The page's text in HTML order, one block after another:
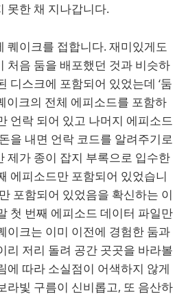
못한 채 지나갑니다.
퀘이크를 접합니다. 재미있게도
처음 둠을 배포했던 것과 비슷하
디스크에 포함되어 있었는데 ‘둠
이크의 전체 에피소드를 포함하
언락 되어 있고 나머지 에피소드
을 내면 언락 코드를 알려주기로
제가 종이 잡지 부록으로 입수한
에피소드만 포함되어 있었습니
포함되어 있었음을 확신하는 이
첫 번째 에피소드 데이터 파일만
이크는 이미 이전에 경험한 둠과
리 저리 돌려 공간 곳곳을 바라볼
에 따라 소실점이 어색하지 않게
라빛 구름이 신비롭고, 또 음산하